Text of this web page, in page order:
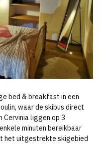
bed & breakfast in een
waar de skibus direct
Cervinia liggen op 3
minuten bereikbaar
het uitgestrekte skigebied